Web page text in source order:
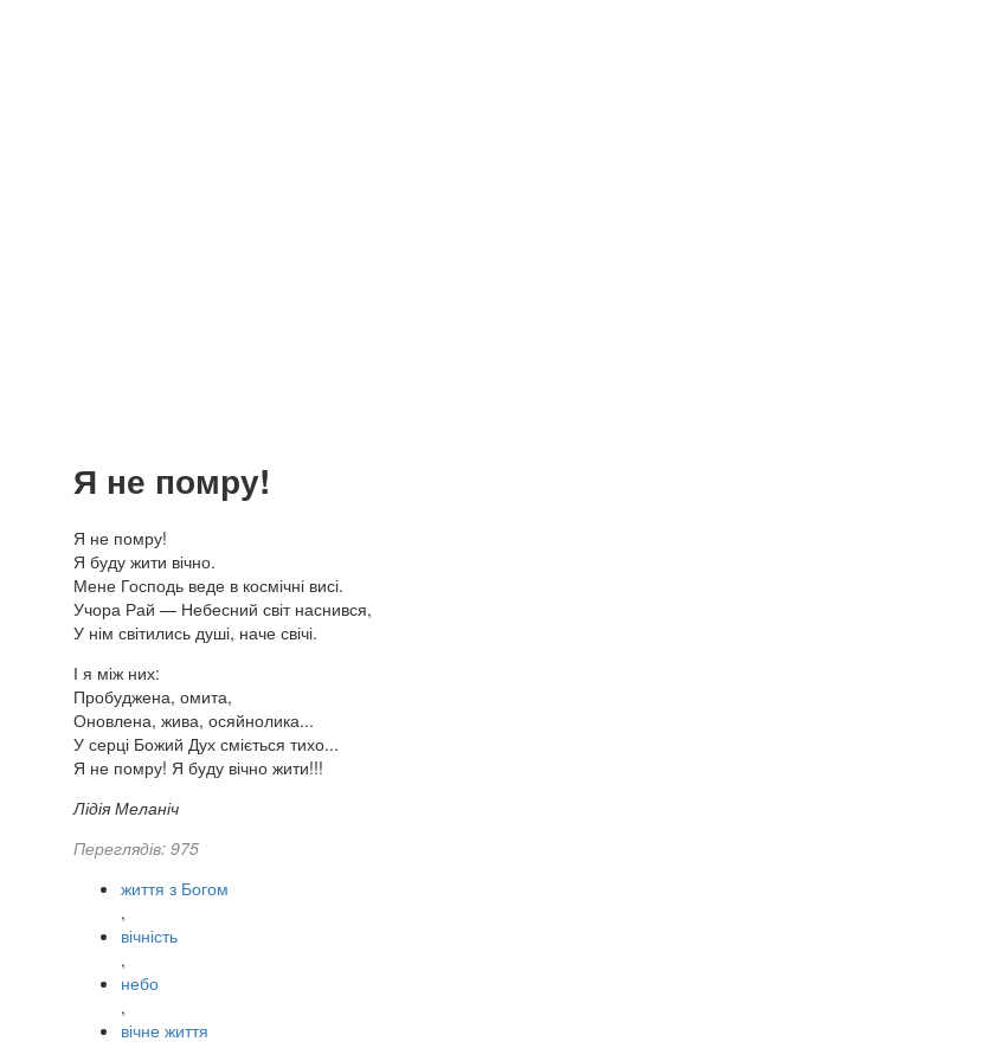
Я не помру!
Я не помру!
Я буду жити вічно.
Мене Господь веде в космічні висі.
Учора Рай — Небесний світ наснився,
У нім світились душі, наче свічі.
І я між них:
Пробуджена, омита,
Оновлена, жива, осяйнолика...
У серці Божий Дух сміється тихо...
Я не помру! Я буду вічно жити!!!
Лідія Меланіч
Переглядів: 975
життя з Богом
,
вічність
,
небо
,
вічне життя